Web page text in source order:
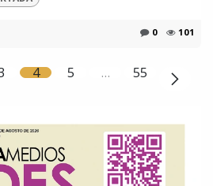
0 101
4 5 … 55